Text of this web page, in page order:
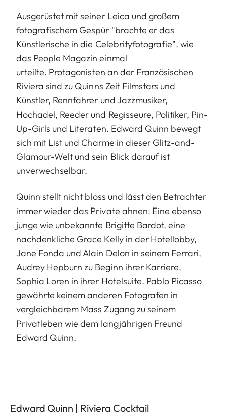
Ausgerüstet mit seiner Leica und großem
fotografischem Gespür "brachte er das
Künstlerische in die Celebrityfotografie", wie
das People Magazin einmal
urteilte. Protagonisten an der Französischen
Riviera sind zu Quinns Zeit Filmstars und
Künstler, Rennfahrer und Jazzmusiker,
Hochadel, Reeder und Regisseure, Politiker, Pin-
Up-Girls und Literaten. Edward Quinn bewegt
sich mit List und Charme in dieser Glitz-and-
Glamour-Welt und sein Blick darauf ist
unverwechselbar.
Quinn stellt nicht bloss und lässt den Betrachter
immer wieder das Private ahnen: Eine ebenso
junge wie unbekannte Brigitte Bardot, eine
nachdenkliche Grace Kelly in der Hotellobby,
Jane Fonda und Alain Delon in seinem Ferrari,
Audrey Hepburn zu Beginn ihrer Karriere,
Sophia Loren in ihrer Hotelsuite. Pablo Picasso
gewährte keinem anderen Fotografen in
vergleichbarem Mass Zugang zu seinem
Privatleben wie dem langjährigen Freund
Edward Quinn.
Edward Quinn | Riviera Cocktail